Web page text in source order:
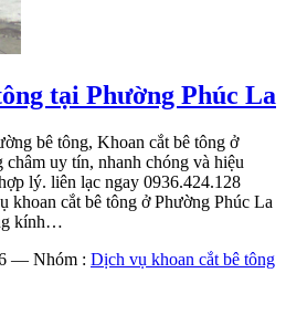
tại Phường Phúc La
bê tông, Khoan cắt bê tông ở
uy tín, nhanh chóng và hiệu
lý. liên lạc ngay 0936.424.128
khoan cắt bê tông ở Phường Phúc La
kính…
— Nhóm : Dịch vụ khoan cắt bê tông